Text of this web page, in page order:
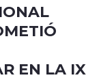
EN LA IX